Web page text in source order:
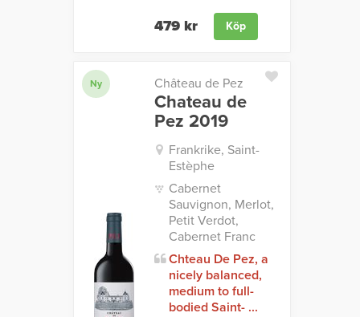
479 kr Köp
Ny Château de Pez
Chateau de
Pez 2019
Frankrike, Saint-
Estèphe
Cabernet
Sauvignon, Merlot,
Petit Verdot,
Cabernet Franc
Chteau De Pez, a
nicely balanced,
medium to full-
bodied Saint- ...